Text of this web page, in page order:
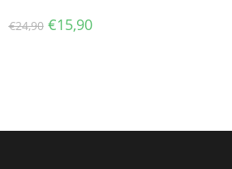
€24,90 Original
price
€15,90Current
price